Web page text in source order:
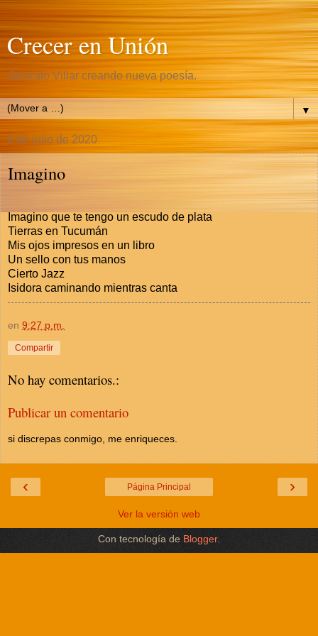
Crecer en Unión
Gonzalo Villar creando nueva poesía.
▼
8 de julio de 2020
Imagino
Imagino que te tengo un escudo de plata
Tierras en Tucumán
Mis ojos impresos en un libro
Un sello con tus manos
Cierto Jazz
Isidora caminando mientras canta
en 9:27 p.m.
Compartir
No hay comentarios.:
Publicar un comentario
si discrepas conmigo, me enriqueces.
‹ ›
Página Principal
Ver la versión web
Con tecnología de Blogger.